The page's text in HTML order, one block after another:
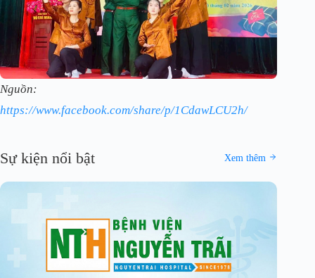
Nguồn:
https://www.facebook.com/share/p/1CdawLCU2h/
Sự kiện nổi bật Xem thêm